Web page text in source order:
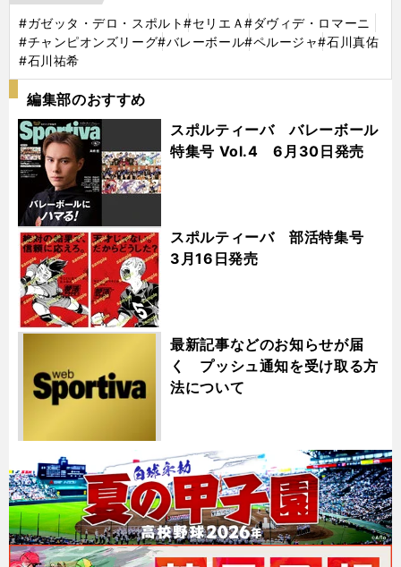
#ガゼッタ・デロ・スポルト#セリエＡ#ダヴィデ・ロマーニ
#チャンピオンズリーグ#バレーボール#ペルージャ#石川真佑
#石川祐希
編集部のおすすめ
スポルティーバ バレーボール
特集号 Vol.4 6月30日発売
スポルティーバ 部活特集号
3月16日発売
最新記事などのお知らせが届
く プッシュ通知を受け取る方
法について